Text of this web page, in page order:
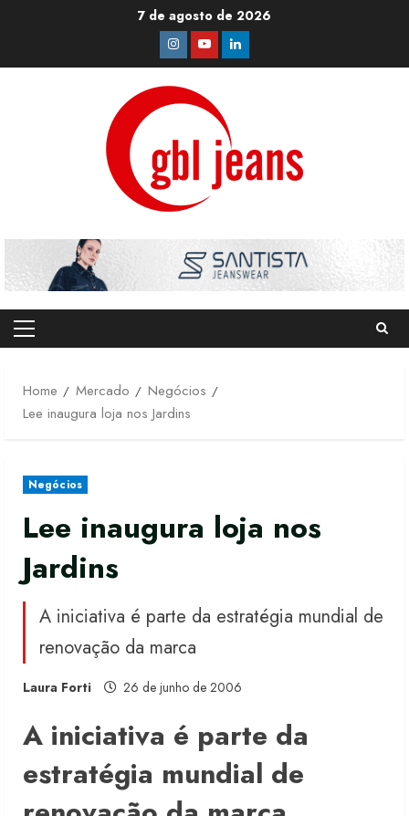
7 de agosto de 2026
Instagram
YoutubeLinkedin
Primary
Home
Mercado
Negócios
Lee inaugura loja nos Jardins
Negócios
Lee inaugura loja nos
Jardins
A iniciativa é parte da estratégia mundial de
renovação da marca
Laura Forti 26 de junho de 2006
A iniciativa é parte da
estratégia mundial de